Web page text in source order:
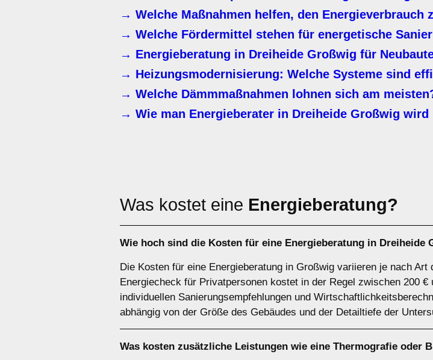
→ Welche Maßnahmen helfen, den Energieverbrauch
→ Welche Fördermittel stehen für energetische
→ Energieberatung in Dreiheide Großwig für
→ Heizungsmodernisierung: Welche Systeme sind
→ Welche Dämmmaßnahmen lohnen sich am
→ Wie man Energieberater in Dreiheide Großwig wird
Was kostet eine Energieberatung?
Wie hoch sind die Kosten für eine Energieberatung in Dreiheide
Die Kosten für eine Energieberatung in Großwig variieren je nach
Energiecheck für Privatpersonen kostet in der Regel zwischen 200
individuellen Sanierungsempfehlungen und
abhängig von der Größe des Gebäudes und der Detailtiefe der
Was kosten zusätzliche Leistungen wie eine Thermografie oder